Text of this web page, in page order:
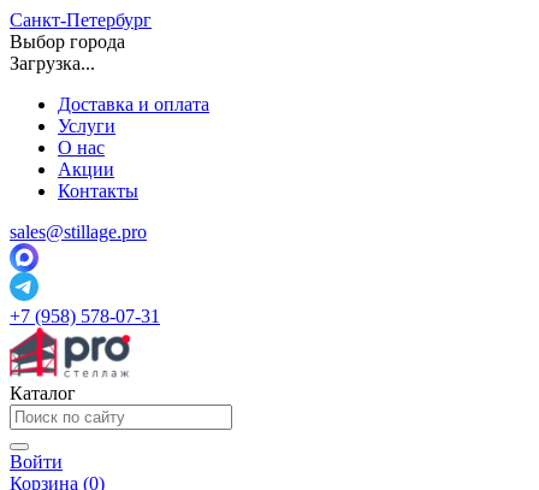
Санкт-Петербург
Выбор города
Загрузка...
Доставка и оплата
Услуги
О нас
Акции
Контакты
sales@stillage.pro
+7 (958) 578-07-31
Каталог
Войти
Корзина (0)